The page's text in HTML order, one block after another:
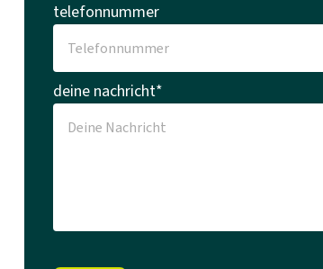
telefonnummer
deine nachricht*